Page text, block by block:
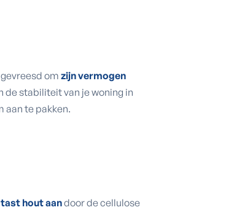
omzijn vermogen
de stabiliteit van je woning in
aan te pakken.
hout aandoor de cellulose